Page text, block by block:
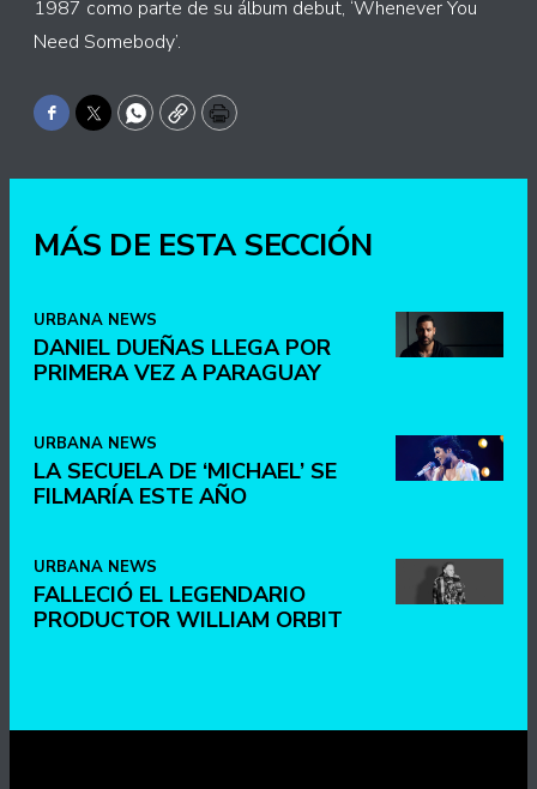
1987 como parte de su álbum debut, ‘Whenever You
Need Somebody’.
Facebook
TwitterWhatsApp
CopyPrint
MÁS DE ESTA SECCIÓN
URBANA NEWS
DANIEL DUEÑAS LLEGA POR
PRIMERA VEZ A PARAGUAY
URBANA NEWS
LA SECUELA DE ‘MICHAEL’ SE
FILMARÍA ESTE AÑO
URBANA NEWS
FALLECIÓ EL LEGENDARIO
PRODUCTOR WILLIAM ORBIT